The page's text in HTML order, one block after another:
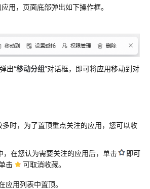
用，页面底部弹出如下操作框。
出“移动分组”对话框，即可将应用移动到对
时，为了置顶重点关注的应用，您可以收
，在您认为需要关注的应用后，单击
即可
击
可取消收藏。
应用列表中置顶。